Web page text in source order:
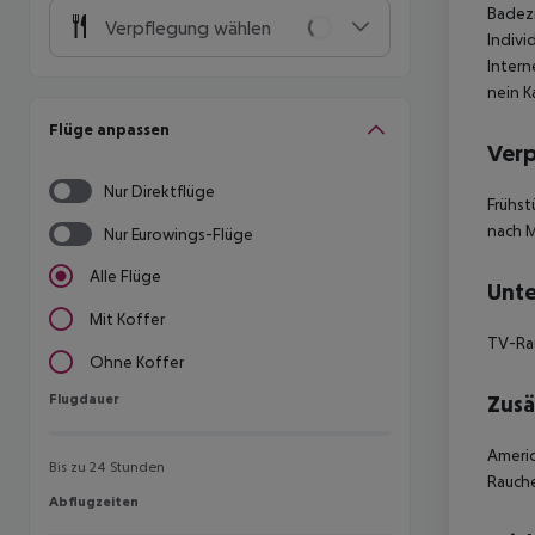
Verpflegung wählen
Flüge anpassen
Nur Direktflüge
Nur Eurowings-Flüge
Alle Flüge
Mit Koffer
Ohne Koffer
Flugdauer
Flugdauer
Bis zu 24 Stunden
Abflugzeiten
Abflugzeiten
nein
nach
TV-